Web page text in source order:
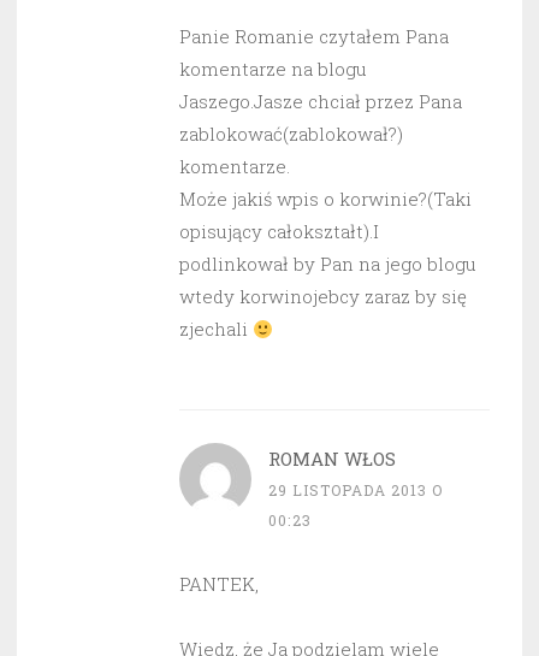
Panie Romanie czytałem Pana
komentarze na blogu
Jaszego.Jasze chciał przez Pana
zablokować(zablokował?)
komentarze.
Może jakiś wpis o korwinie?(Taki
opisujący całokształt).I
podlinkował by Pan na jego blogu
wtedy korwinojebcy zaraz by się
zjechali
ROMAN WŁOS
29 LISTOPADA 2013 O
00:23
PANTEK,
Wiedz, że Ja podzielam wiele